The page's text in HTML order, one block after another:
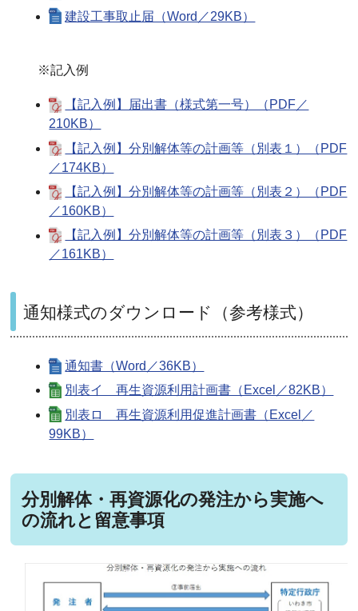
建設工事取止届（Word／29KB）
※記入例
【記入例】届出書（様式第一号）（PDF／
210KB）
【記入例】分別解体等の計画等（別表１）（PDF
／174KB）
【記入例】分別解体等の計画等（別表２）（PDF
／160KB）
【記入例】分別解体等の計画等（別表３）（PDF
／161KB）
通知様式のダウンロード（参考様式）
通知書（Word／36KB）
別表イ 再生資源利用計画書（Excel／82KB）
別表ロ 再生資源利用促進計画書（Excel／
99KB）
分別解体・再資源化の発注から実施へ
の流れと留意事項